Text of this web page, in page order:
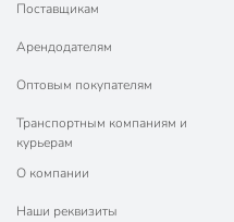
Поставщикам
Арендодателям
Оптовым покупателям
Транспортным компаниям и
курьерам
О компании
Наши реквизиты